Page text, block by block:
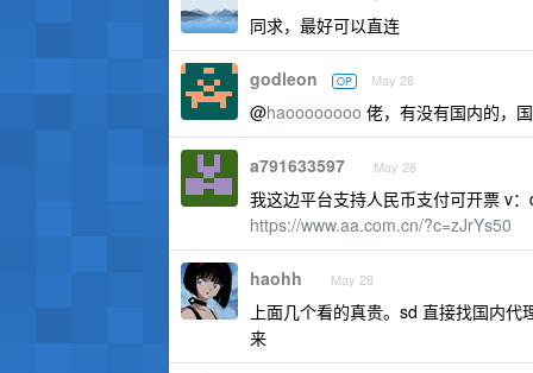
同求，最好可以直连
godleon OP May 28
@haoooooooo 佬，有没有国内的，
a791633597 May 28
我这边平台支持人民币支付可开票 v
https://www.aa.com.cn/?c=zJrYs50
haohh May 28
上面几个看的真贵。sd 直接找国内
来